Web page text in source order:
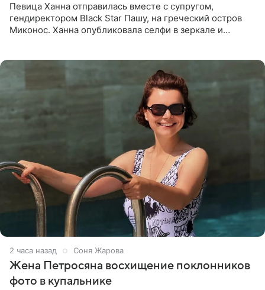
Певица Ханна отправилась вместе с супругом,
гендиректором Black Star Пашу, на греческий остров
Миконос. Ханна опубликовала селфи в зеркале и
2 часа назад Соня Жарова
Жена Петросяна восхищение поклонников
фото в купальнике